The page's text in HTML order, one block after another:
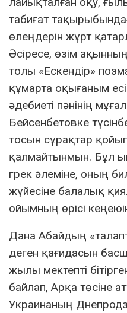
табиғат
өлеңдерін жұрт
Әсіресе, өзім
толы «Ескендір»
құмарта оқығаным
әдебиеті пәнінің
Бейсенбетовке
тосын сұрақтар
қалмайтынмын. Бұл
грек әлеміне, оның
жүйесіне балалық
ойымның өрісі
Дана Абайдың
деген қағидасын
жылы мектепті
байлап, Арқа төсіне
Украинаның